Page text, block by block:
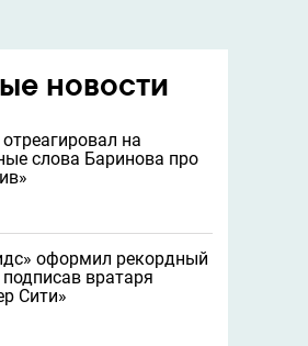
новости
на
слова Баринова про
оформил рекордный
вратаря
Сити»